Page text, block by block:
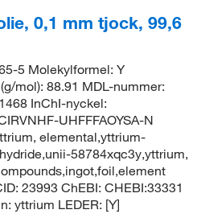
0,1 mm tjock, 99,6
5 Molekylformel: Y
mol): 88.91 MDL-nummer:
InChI-nyckel:
UHFFFAOYSA-N
elemental,yttrium-
58784xqc3y,yttrium,
23993 ChEBI: CHEBI:33331
yttrium LEDER: [Y]